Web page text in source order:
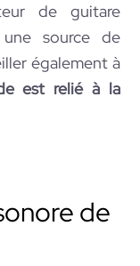
de guitare
source de
également à
est relié à la
de